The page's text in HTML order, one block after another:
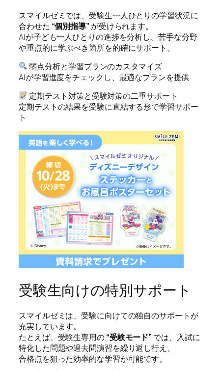
スマイルゼミでは、受験生一人ひとりの学習状況に
合わせた “個別指導” が受けられます。
AIが子ども一人ひとりの進捗を分析し、苦手な分野
や重点的に学ぶべき箇所を的確にサポート。
弱点分析と学習プランのカスタマイズ
AIが学習進度をチェックし、最適なプランを提供
定期テスト対策と受験対策の二重サポート
定期テストの結果を受験に直結する形で学習サポー
ト
受験生向けの特別サポート
スマイルゼミは、受験に向けての独自のサポートが
充実しています。
たとえば、受験生専用の“受験モード” では、入試に
特化した問題や過去問演習を繰り返し行え、
合格点を狙った効率的な学習が可能です。